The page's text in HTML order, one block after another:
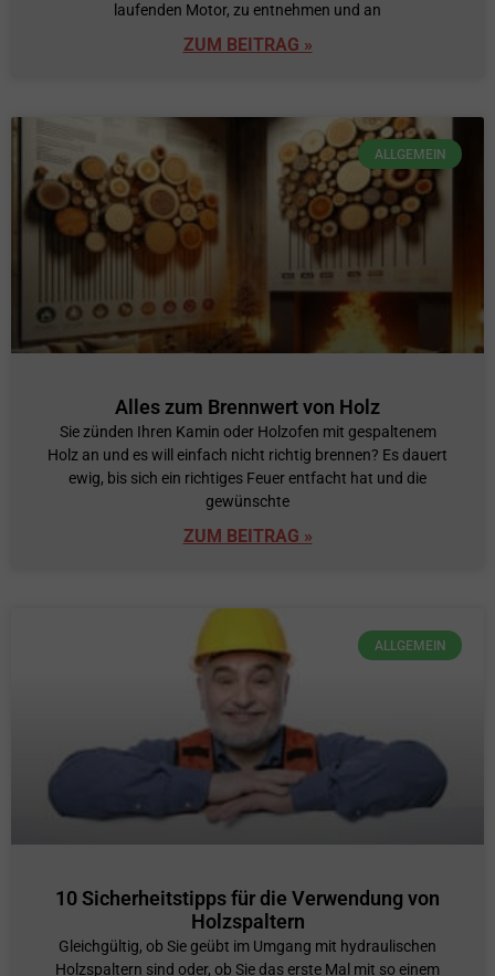
laufenden Motor, zu entnehmen und an
ZUM BEITRAG »
ALLGEMEIN
Alles zum Brennwert von Holz
Sie zünden Ihren Kamin oder Holzofen mit gespaltenem
Holz an und es will einfach nicht richtig brennen? Es dauert
ewig, bis sich ein richtiges Feuer entfacht hat und die
gewünschte
ZUM BEITRAG »
ALLGEMEIN
10 Sicherheitstipps für die Verwendung von
Holzspaltern
Gleichgültig, ob Sie geübt im Umgang mit hydraulischen
Holzspaltern sind oder, ob Sie das erste Mal mit so einem